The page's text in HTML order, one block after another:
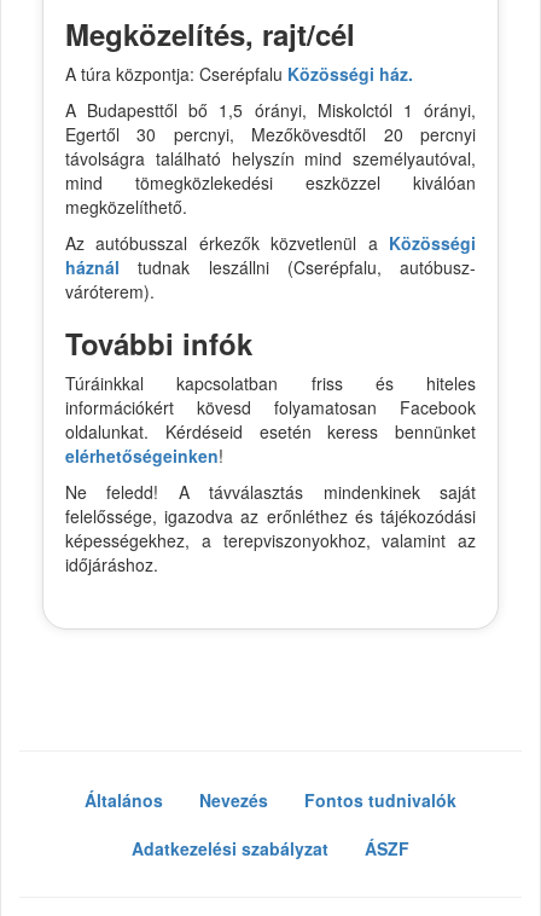
Megközelítés, rajt/cél
A túra központja: Cserépfalu Közösségi ház.
A Budapesttől bő 1,5 órányi, Miskolctól 1 órányi,
Egertől 30 percnyi, Mezőkövesdtől 20 percnyi
távolságra található helyszín mind személyautóval,
mind tömegközlekedési eszközzel kiválóan
megközelíthető.
Az autóbusszal érkezők közvetlenül a Közösségi
háznál tudnak leszállni (Cserépfalu, autóbusz-
váróterem).
További infók
Túráinkkal kapcsolatban friss és hiteles
információkért kövesd folyamatosan Facebook
oldalunkat. Kérdéseid esetén keress bennünket
elérhetőségeinken!
Ne feledd! A távválasztás mindenkinek saját
felelőssége, igazodva az erőnléthez és tájékozódási
képességekhez, a terepviszonyokhoz, valamint az
időjáráshoz.
Általános Nevezés
Fontos tudnivalók
Adatkezelési szabályzat
ÁSZF